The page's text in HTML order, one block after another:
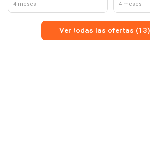
4 meses 4 meses
Ver todas las ofertas (13)